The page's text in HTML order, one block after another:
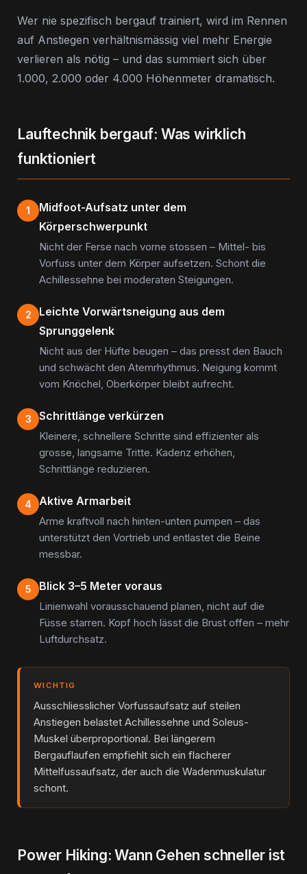
Wer nie spezifisch bergauf trainiert, wird im Rennen
auf Anstiegen verhältnismässig viel mehr Energie
verlieren als nötig – und das summiert sich über
1.000, 2.000 oder 4.000 Höhenmeter dramatisch.
Lauftechnik bergauf: Was wirklich
funktioniert
1
Midfoot-Aufsatz unter dem
Körperschwerpunkt
Nicht der Ferse nach vorne stossen – Mittel- bis
Vorfuss unter dem Körper aufsetzen. Schont die
Achillessehne bei moderaten Steigungen.
2
Leichte Vorwärtsneigung aus dem
Sprunggelenk
Nicht aus der Hüfte beugen – das presst den Bauch
und schwächt den Atemrhythmus. Neigung kommt
vom Knöchel, Oberkörper bleibt aufrecht.
3 Schrittlänge verkürzen
Kleinere, schnellere Schritte sind effizienter als
grosse, langsame Tritte. Kadenz erhöhen,
Schrittlänge reduzieren.
4 Aktive Armarbeit
Arme kraftvoll nach hinten-unten pumpen – das
unterstützt den Vortrieb und entlastet die Beine
messbar.
5 Blick 3–5 Meter voraus
Linienwahl vorausschauend planen, nicht auf die
Füsse starren. Kopf hoch lässt die Brust offen – mehr
Luftdurchsatz.
WICHTIG
Ausschliesslicher Vorfussaufsatz auf steilen
Anstiegen belastet Achillessehne und Soleus-
Muskel überproportional. Bei längerem
Bergauflaufen empfiehlt sich ein flacherer
Mittelfussaufsatz, der auch die Wadenmuskulatur
schont.
Power Hiking: Wann Gehen schneller ist